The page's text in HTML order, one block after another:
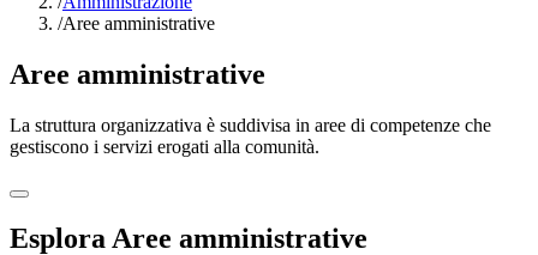
/Aree amministrative
Aree amministrative
La struttura organizzativa è suddivisa in aree di competenze che
gestiscono i servizi erogati alla comunità.
Esplora Aree amministrative